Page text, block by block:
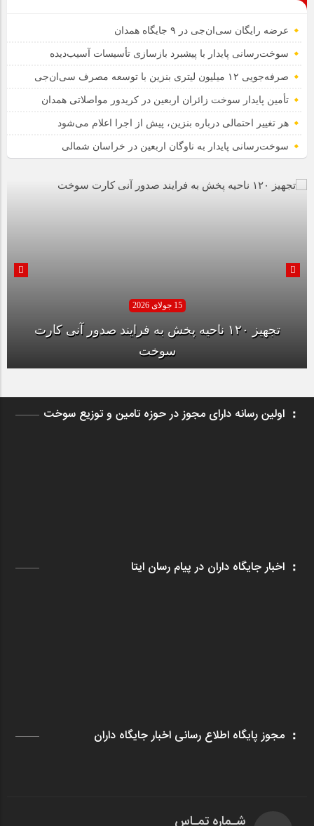
عرضه رایگان سی‌ان‌جی در ۹ جایگاه همدان
سوخت‌رسانی پایدار با پیشبرد بازسازی تأسیسات آسیب‌دیده
صرفه‌جویی ۱۲ میلیون لیتری بنزین با توسعه مصرف سی‌ان‌جی
تأمین پایدار سوخت زائران اربعین در کریدور مواصلاتی همدان
هر تغییر احتمالی درباره بنزین، پیش از اجرا اعلام می‌شود
سوخت‌رسانی پایدار به ناوگان اربعین در خراسان شمالی
15 جولای 2026
تجهیز ۱۲۰ ناحیه پخش به فرایند صدور آنی کارت
سوخت
اولین رسانه دارای مجوز در حوزه تامین و توزیع سوخت
اخبار جایگاه داران در پیام رسان ایتا
مجوز پایگاه اطلاع رسانی اخبار جایگاه داران
شـماره تمـاس